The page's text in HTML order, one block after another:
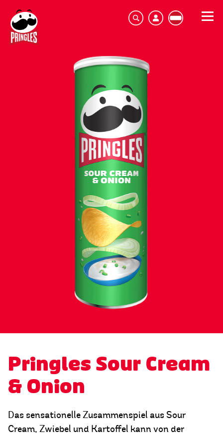
Pringles Sour Cream
& Onion
Das sensationelle Zusammenspiel aus Sour
Cream, Zwiebel und Kartoffel kann von der